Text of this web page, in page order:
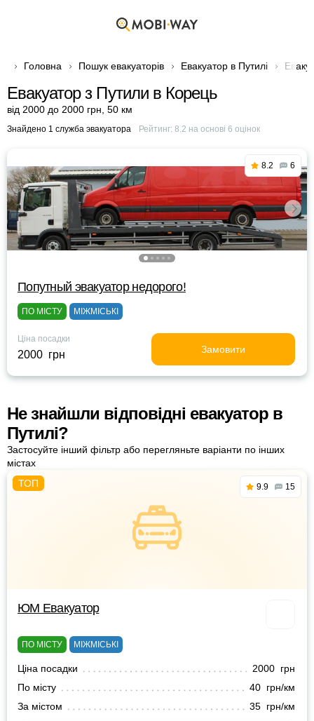
Головна Пошук евакуаторів Евакуатор в Путилі
Евакуатор з Путили в Корець
від 2000 до 2000 грн 50 км
Знайдено 1 служба эвакуатора Рейтинг: 8.2 на основі 6 оцінок
8.2 6
Попутный эвакуатор недорого!
ПО МІСТУ МІЖМІСЬКІ
Ціна посадки
2000 грн Замовити
Не знайшли відповідні евакуатор в
Путилі?
Застосуйте інший фільтр або перегляньте варіанти по інших
містах
9.9 15
ЮМ Евакуатор
ПО МІСТУ МІЖМІСЬКІ
Ціна посадки
2000 грн
По місту
40 грн/км
За містом
35 грн/км